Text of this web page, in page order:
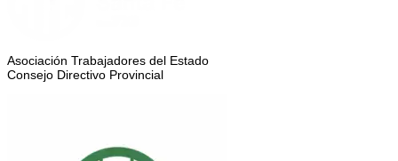
Asociación Trabajadores del Estado
Consejo Directivo Provincial